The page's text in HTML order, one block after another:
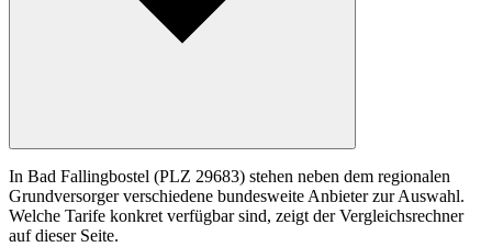
In Bad Fallingbostel (PLZ 29683) stehen neben dem regionalen
Grundversorger verschiedene bundesweite Anbieter zur Auswahl.
Welche Tarife konkret verfügbar sind, zeigt der Vergleichsrechner
auf dieser Seite.